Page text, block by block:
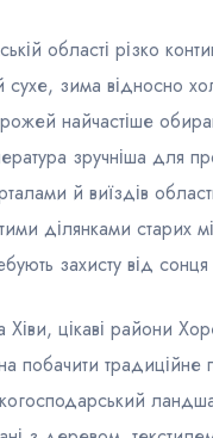
області різко
зима відносно
найчастіше
зручніша для
й виїздів
ділянками старих
захисту від
Хіви, цікаві райони
побачити традиційне